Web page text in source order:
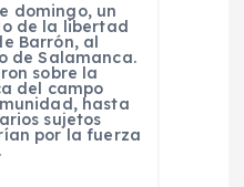
domingo, un
de la libertad
Barrón, al
de Salamanca.
sobre la
del campo
hasta
sujetos
por la fuerza